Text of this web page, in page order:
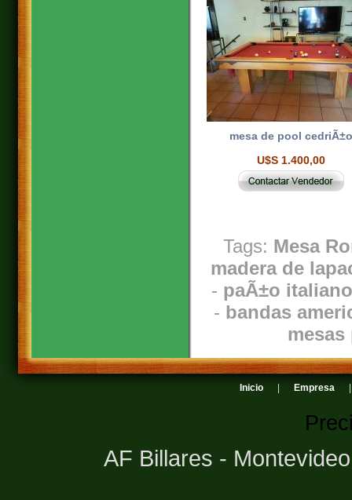
mesa de pool cedriÃ±o
U$S 1.400,00
Tags: Mesa
madera de
- paÃ±o
- bandas
Inicio Empresa
AF Billares -